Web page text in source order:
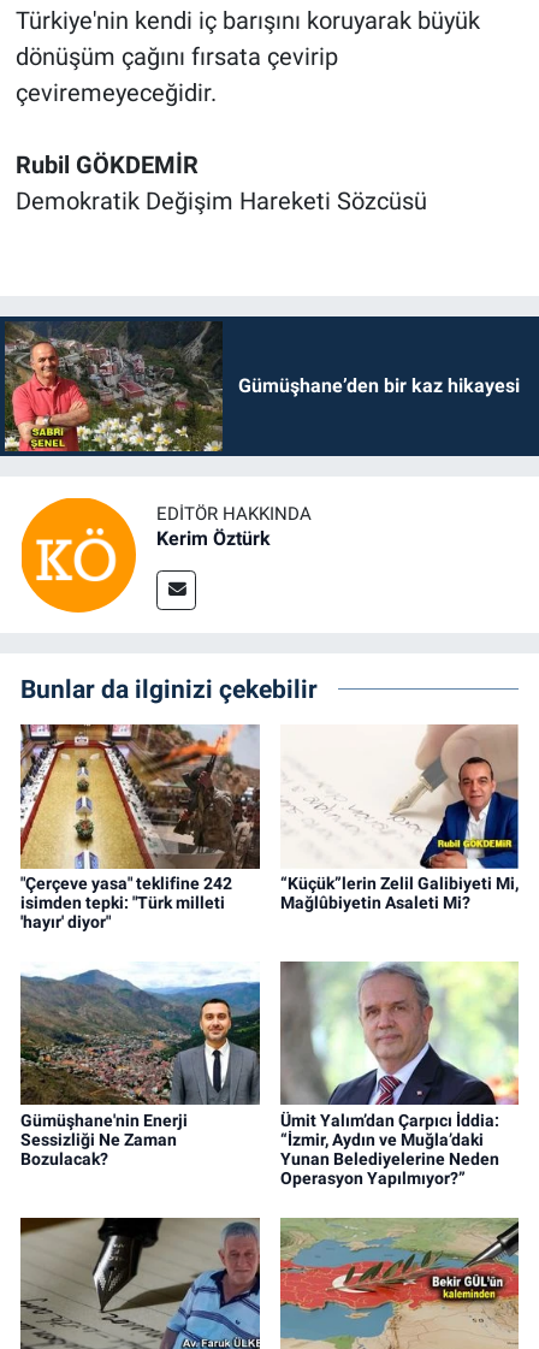
Türkiye'nin kendi iç barışını koruyarak büyük
dönüşüm çağını fırsata çevirip
çeviremeyeceğidir.
Rubil GÖKDEMİR
Demokratik Değişim Hareketi Sözcüsü
Gümüşhane’den bir kaz hikayesi
EDITÖR HAKKINDA
Kerim Öztürk
Bunlar da ilginizi çekebilir
"Çerçeve yasa" teklifine 242
isimden tepki: "Türk milleti
'hayır' diyor"
“Küçük”lerin Zelil Galibiyeti Mi,
Mağlûbiyetin Asaleti Mi?
Gümüşhane'nin Enerji
Sessizliği Ne Zaman
Bozulacak?
Ümit Yalım’dan Çarpıcı İddia:
“İzmir, Aydın ve Muğla’daki
Yunan Belediyelerine Neden
Operasyon Yapılmıyor?”